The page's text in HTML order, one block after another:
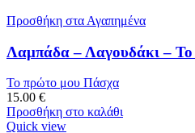
Προσθήκη στα Αγαπημένα
Λαμπάδα – Λαγουδάκι –
Το πρώτο μου Πάσχα
15.00 €
Προσθήκη στο καλάθι
Quick view